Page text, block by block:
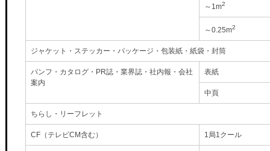
～1m2
～0.25m2
ジャケット・ステッカー・パッケージ・包装紙・紙袋・封筒
パンフ・カタログ・PR誌・業界誌・社内報・会社
案内
表紙
中頁
ちらし・リーフレット
CF（テレビCM含む） 1局1クール